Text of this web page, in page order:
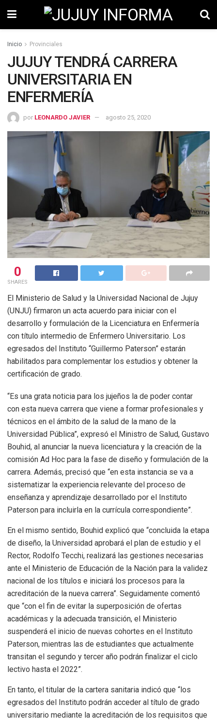
Inicio Provinciales
JUJUY TENDRÁ CARRERA
UNIVERSITARIA EN
ENFERMERÍA
por LEONARDO JAVIER agosto 25, 2020
0
SHARES
El Ministerio de Salud y la Universidad Nacional de Jujuy
(UNJU) firmaron un acta acuerdo para iniciar con el
desarrollo y formulación de la Licenciatura en Enfermería
con título intermedio de Enfermero Universitario. Los
egresados del Instituto “Guillermo Paterson” estarán
habilitados para complementar los estudios y obtener la
certificación de grado.
“Es una grata noticia para los jujeños la de poder contar
con esta nueva carrera que viene a formar profesionales y
técnicos en el ámbito de la salud de la mano de la
Universidad Pública”, expresó el Ministro de Salud, Gustavo
Bouhid, al anunciar la nueva licenciatura y la creación de la
comisión Ad Hoc para la fase de diseño y formulación de la
carrera. Además, precisó que “en esta instancia se va a
sistematizar la experiencia relevante del proceso de
enseñanza y aprendizaje desarrollado por el Instituto
Paterson para incluirla en la currícula correspondiente”.
En el mismo sentido, Bouhid explicó que “concluida la etapa
de diseño, la Universidad aprobará el plan de estudio y el
Rector, Rodolfo Tecchi, realizará las gestiones necesarias
ante el Ministerio de Educación de la Nación para la validez
nacional de los títulos e iniciará los procesos para la
acreditación de la nueva carrera”. Seguidamente comentó
que “con el fin de evitar la superposición de ofertas
académicas y la adecuada transición, el Ministerio
suspenderá el inicio de nuevas cohortes en el Instituto
Paterson, mientras las de estudiantes que actualmente
transitan el segundo y tercer año podrán finalizar el ciclo
lectivo hasta el 2022”.
En tanto, el titular de la cartera sanitaria indicó que “los
egresados del Instituto podrán acceder al título de grado
universitario mediante la acreditación de los requisitos que